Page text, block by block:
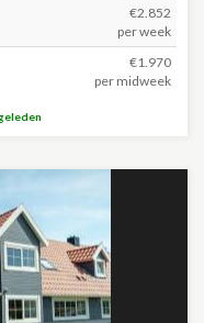
€2.852
per week
€1.970
per midweek